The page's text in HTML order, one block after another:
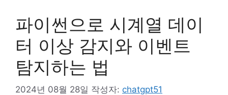
파이썬으로 시계열 데이
터 이상 감지와 이벤트
탐지하는 법
2024년 08월 28일 작성자: chatgpt51